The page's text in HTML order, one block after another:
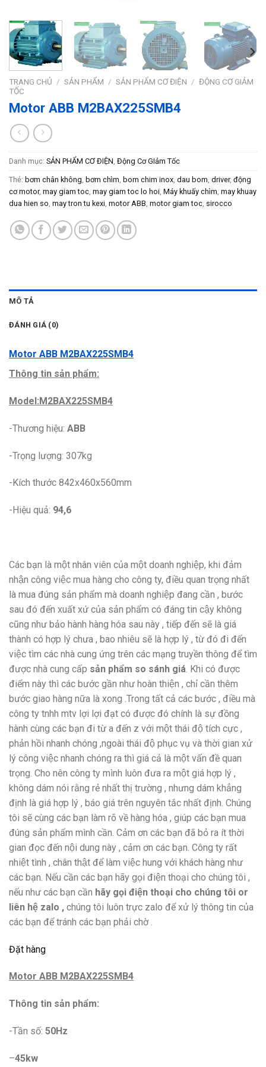
TRANG CHỦ / SẢN PHẨM / SẢN PHẨM CƠ ĐIỆN / ĐỘNG CƠ GIẢM
TỐC
Motor ABB M2BAX225SMB4
Danh mục: SẢN PHẨM CƠ ĐIỆN, Động Cơ GIảm Tốc
Thẻ: bơm chân không, bơm chìm, bom chim inox, dau bom, driver, động
cơ motor, may giam toc, may giam toc lo hoi, Máy khuấy chìm, may khuay
dua hien so, may tron tu kexi, motor ABB, motor giam toc, sirocco
MÔ TẢ
ĐÁNH GIÁ (0)
Motor ABB M2BAX225SMB4
Thông tin sản phẩm:
Model:M2BAX225SMB4
-Thương hiệu: ABB
-Trọng lượng: 307kg
-Kích thước 842x460x560mm
-Hiệu quả: 94,6
Các bạn là một nhân viên của một doanh nghiệp, khi đảm
nhận công việc mua hàng cho công ty, điều quan trọng nhất
là mua đúng sản phẩm mà doanh nghiệp đang cần , bước
sau đó đến xuất xứ của sản phẩm có đáng tin cậy không
cũng như bảo hành hàng hóa sau này , tiếp đến sẽ là giá
thành có hợp lý chưa , bao nhiêu sẽ là hợp lý , từ đó đi đến
việc tìm các nhà cung ứng trên các mạng truyền thông để tìm
được nhà cung cấp sản phẩm so sánh giá . Khi có được
điểm này thì các bước gần như hoàn thiện , chỉ cần thêm
bước giao hàng nữa là xong .Trong tất cả các bước , điều mà
công ty tnhh mtv lợi lợi đạt có được đó chính là sự đồng
hành cùng các bạn đi từ a đến z với một thái độ tích cực ,
phản hồi nhanh chóng ,ngoài thái độ phục vụ và thời gian xử
lý công việc nhanh chóng ra thì giá cả là một vấn đề quan
trọng. Cho nên công ty mình luôn đưa ra một giá hợp lý ,
không dám nói rằng rẻ nhất thị trường , nhưng dám khẳng
định là giá hợp lý , báo giá trên nguyên tắc nhất định. Chúng
tôi sẽ cùng các bạn làm rõ về hàng hóa , giúp các bạn mua
đúng sản phẩm mình cần. Cảm ơn các bạn đã bỏ ra ít thời
gian đọc đến nội dung này , cảm ơn các bạn. Công ty rất
nhiệt tình , chân thật để làm việc hung với khách hàng như
các bạn. Nếu cần các bạn hãy gọi điện thoại cho chúng tôi ,
nếu như các bạn cần hãy gọi điện thoại cho chúng tôi or
liên hệ zalo , chúng tôi luôn trực zalo để xử lý thông tin của
các bạn để tránh các bạn phải chờ .
Đặt hàng
Motor ABB M2BAX225SMB4
Thông tin sản phẩm:
-Tần số: 50Hz
–45kw